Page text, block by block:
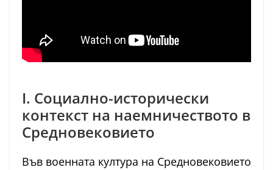
I. Социално-исторически
контекст на наемничеството в
Средновековието
Във военната култура на Средновековието